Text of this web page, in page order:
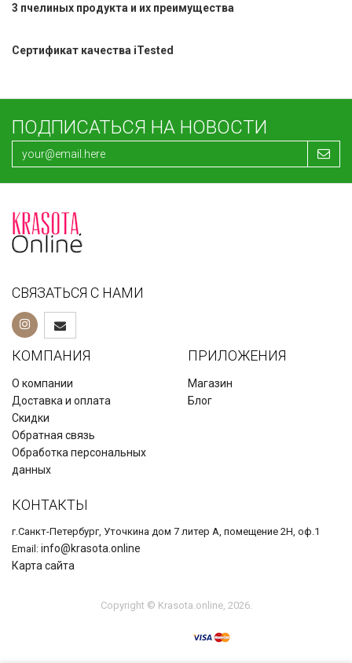
3 пчелиных продукта и их преимущества
Сертификат качества iTested
ПОДПИСАТЬСЯ НА НОВОСТИ
СВЯЗАТЬСЯ С НАМИ
КОМПАНИЯ
О компании
Доставка и оплата
Скидки
Обратная связь
Обработка персональных
данных
ПРИЛОЖЕНИЯ
Магазин
Блог
КОНТАКТЫ
г.Санкт-Петербург, Уточкина дом 7 литер А, помещение 2Н, оф.1
Email: info@krasota.online
Карта сайта
Copyright © Krasota.online, 2026.